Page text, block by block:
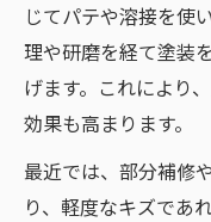
じてパテや溶接を使
理や研磨を経て塗装
げます。これにより
効果も高まります。
最近では、部分補修
り、軽度なキズであ